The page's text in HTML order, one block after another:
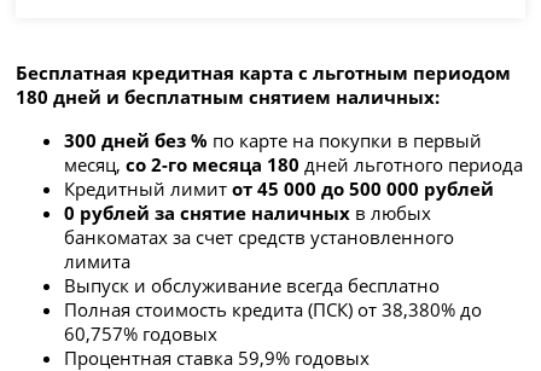
Бесплатная кредитная карта с льготным периодом
180 дней и бесплатным снятием наличных:
300 дней без % по карте на покупки в первый
месяц,со 2-го месяца 180 дней льготного периода
Кредитный лимитот 45 000 до 500 000 рублей
0 рублей за снятие наличных в любых
банкоматах за счет средств установленного
лимита
Выпуск и обслуживание всегда бесплатно
Полная стоимость кредита (ПСК) от 38,380% до
60,757% годовых
Процентная ставка 59,9% годовых